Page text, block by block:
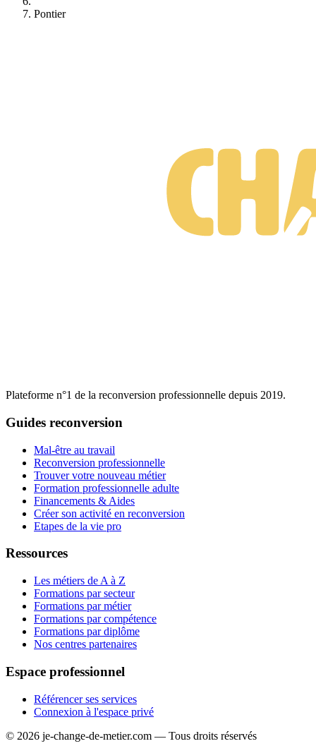
Pontier
Plateforme n°1 de la reconversion professionnelle depuis 2019.
Guides reconversion
Mal-être au travail
Reconversion professionnelle
Trouver votre nouveau métier
Formation professionnelle adulte
Financements & Aides
Créer son activité en reconversion
Etapes de la vie pro
Ressources
Les métiers de A à Z
Formations par secteur
Formations par métier
Formations par compétence
Formations par diplôme
Nos centres partenaires
Espace professionnel
Référencer ses services
Connexion à l'espace privé
© 2026 je-change-de-metier.com — Tous droits réservés